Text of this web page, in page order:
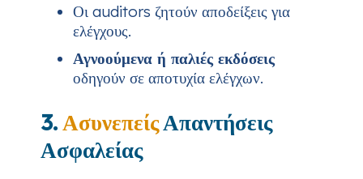
Οι auditors ζητούν αποδείξεις για
ελέγχους.
Αγνοούμενα ή παλιές εκδόσεις
οδηγούν σε αποτυχία ελέγχων.
3.ΑσυνεπείςΑπαντήσεις
Ασφαλείας